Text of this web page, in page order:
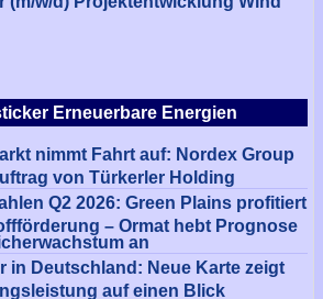
Erneuerbare Energien
nimmt Fahrt auf: Nordex Group
von Türkerler Holding
Q2 2026: Green Plains profitiert
– Ormat hebt Prognose
an
in Deutschland: Neue Karte zeigt
auf einen Blick